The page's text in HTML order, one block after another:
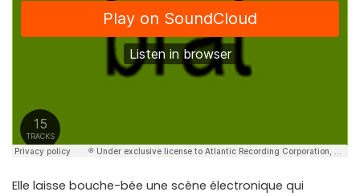
Elle laisse bouche-bée une scène électronique qui